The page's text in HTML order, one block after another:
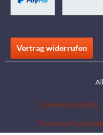
Vertrag widerrufen
Downloadområde
Download